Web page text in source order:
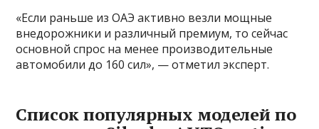
«Если раньше из ОАЭ активно везли мощные
внедорожники и различный премиум, то сейчас
основной спрос на менее производительные
автомобили до 160 сил», — отметил эксперт.
Список популярных моделей по